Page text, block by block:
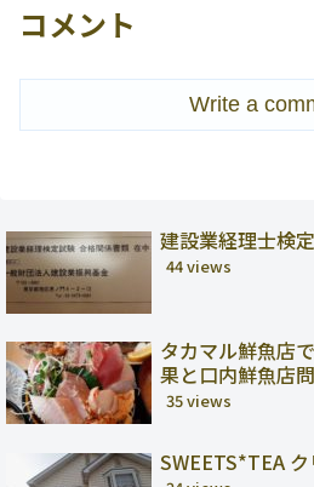
コメント
Write a
建設業経理士
44 views
タカマル鮮魚店
果と口内鮮魚店
35 views
SWEETS*TEA